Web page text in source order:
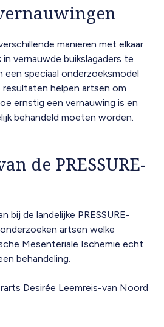
manieren met elkaar
vernauwde buikslagaders te
een speciaal onderzoeksmodel
resultaten helpen artsen om
ernstig een vernauwing is en
behandeld moeten worden.
de PRESSURE-
bij de landelijke PRESSURE-
artsen welke
Mesenteriale Ischemie echt
behandeling.
Desirée Leemreis-van Noord